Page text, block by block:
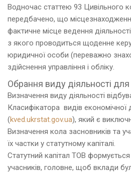
Водночас статтею 93 Цивільного
передбачено, що
фактичне місце ведення
з якого проводиться щоденне
юридичної особи (переважно
здійснення управління і обліку.
Обрання виду діяльності
Визначення виду діяльності
Класифікатора видів економічної
(kved.ukrstat.gov.ua), який є
Визначення кола засновників та
їх частки у статутному капіталі.
Статутний капітал ТОВ формується
учасників, головне, щоб вклади